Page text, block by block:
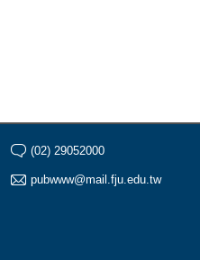
(02) 29052000
pubwww@mail.fju.edu.tw